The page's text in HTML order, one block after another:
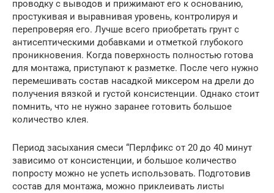
проводку с выводов и прижимают его к основанию,
простукивая и выравнивая уровень, контролируя и
перепроверяя его. Лучше всего приобретать грунт с
антисептическими добавками и отметкой глубокого
проникновения. Когда поверхность полностью готова
для монтажа, приступают к разметке. После чего нужно
перемешивать состав насадкой миксером на дрели до
получения вязкой и густой консистенции. Однако стоит
помнить, что не нужно заранее готовить большое
количество клея.
Период засыхания смеси “Перлфикс от 20 до 40 минут
зависимо от консистенции, и большое количество
попросту можно не успеть использовать. Подготовив
состав для монтажа, можно приклеивать листы